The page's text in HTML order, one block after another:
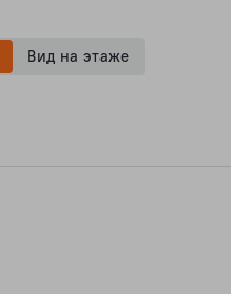
Вид на этаже